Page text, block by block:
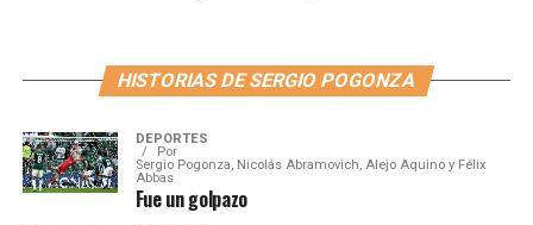
HISTORIAS DE SERGIO POGONZA
DEPORTES
Por
Sergio Pogonza, Nicolás Abramovich, Alejo Aquino y Félix
Abbas
Fue un golpazo